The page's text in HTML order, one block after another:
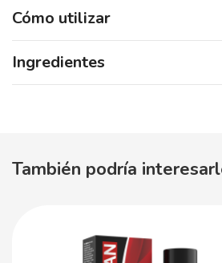
Cómo utilizar
Ingredientes
También podría